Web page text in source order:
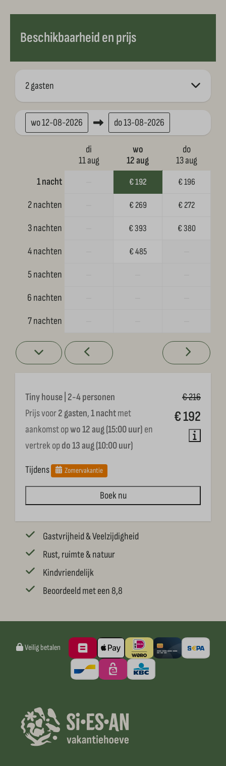
Beschikbaarheid en prijs
2 gasten
wo12-08-2026 do13-08-2026
di
11 aug
wo
12 aug
do
13 aug
1 nacht
€ 192 € 196
2 nachten € 269 € 272
3 nachten € 393 € 380
4 nachten € 485
5 nachten
6 nachten
7 nachten
€ 216
€ 192
Tiny house | 2-4 personen
Prijs voor2 gasten,1 nachtmet
aankomst opwo 12 aug (15:00 uur) en
vertrek opdo 13 aug (10:00 uur)
Tijdens
Zomervakantie
Boek nu
Gastvrijheid & Veelzijdigheid
Rust, ruimte & natuur
Kindvriendelijk
Beoordeeld met een 8,8
Veilig betalen